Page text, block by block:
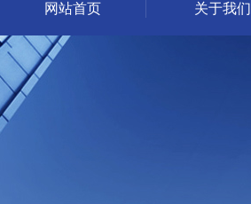
网站首页 关于我们